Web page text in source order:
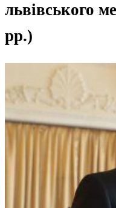
львівського
рр.)